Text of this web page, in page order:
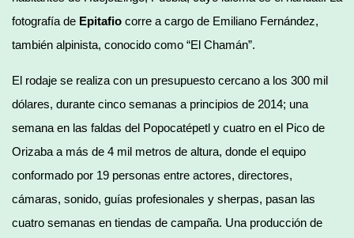
fotografía de Epitafio corre a cargo de Emiliano Fernández,
también alpinista, conocido como “El Chamán”.
El rodaje se realiza con un presupuesto cercano a los 300 mil
dólares, durante cinco semanas a principios de 2014; una
semana en las faldas del Popocatépetl y cuatro en el Pico de
Orizaba a más de 4 mil metros de altura, donde el equipo
conformado por 19 personas entre actores, directores,
cámaras, sonido, guías profesionales y sherpas, pasan las
cuatro semanas en tiendas de campaña. Una producción de